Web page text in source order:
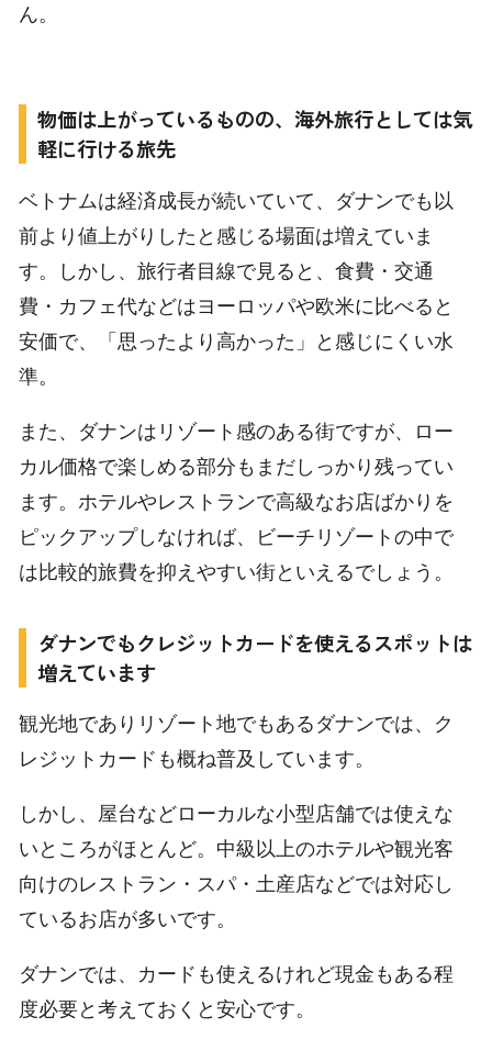
ん。
物価は上がっているものの、海外旅行としては気
軽に行ける旅先
ベトナムは経済成長が続いていて、ダナンでも以
前より値上がりしたと感じる場面は増えていま
す。しかし、旅行者目線で見ると、食費・交通
費・カフェ代などはヨーロッパや欧米に比べると
安価で、「思ったより高かった」と感じにくい水
準。
また、ダナンはリゾート感のある街ですが、ロー
カル価格で楽しめる部分もまだしっかり残ってい
ます。ホテルやレストランで高級なお店ばかりを
ピックアップしなければ、ビーチリゾートの中で
は比較的旅費を抑えやすい街といえるでしょう。
ダナンでもクレジットカードを使えるスポットは
増えています
観光地でありリゾート地でもあるダナンでは、ク
レジットカードも概ね普及しています。
しかし、屋台などローカルな小型店舗では使えな
いところがほとんど。中級以上のホテルや観光客
向けのレストラン・スパ・土産店などでは対応し
ているお店が多いです。
ダナンでは、カードも使えるけれど現金もある程
度必要と考えておくと安心です。